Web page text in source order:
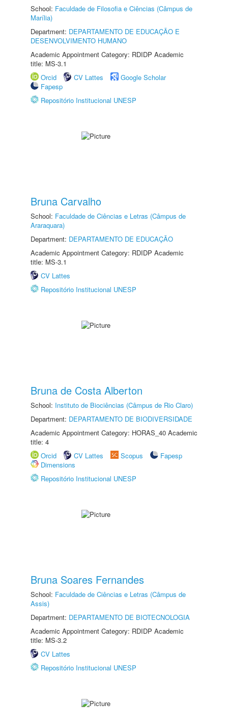
School: Faculdade de Filosofia e Ciências (Câmpus de
Marília)
Department: DEPARTAMENTO DE EDUCAÇÃO E
DESENVOLVIMENTO HUMANO
Academic Appointment Category: RDIDP Academic
title: MS-3.1
Orcid
CV Lattes
Google Scholar
Fapesp
Repositório Institucional UNESP
Bruna Carvalho
School: Faculdade de Ciências e Letras (Câmpus de
Araraquara)
Department: DEPARTAMENTO DE EDUCAÇÃO
Academic Appointment Category: RDIDP Academic
title: MS-3.1
CV Lattes
Repositório Institucional UNESP
Bruna de Costa Alberton
School: Instituto de Biociências (Câmpus de Rio Claro)
Department: DEPARTAMENTO DE BIODIVERSIDADE
Academic Appointment Category: HORAS_40 Academic
title: 4
Orcid
CV Lattes Scopus
Fapesp
Dimensions
Repositório Institucional UNESP
Bruna Soares Fernandes
School: Faculdade de Ciências e Letras (Câmpus de
Assis)
Department: DEPARTAMENTO DE BIOTECNOLOGIA
Academic Appointment Category: RDIDP Academic
title: MS-3.2
CV Lattes
Repositório Institucional UNESP